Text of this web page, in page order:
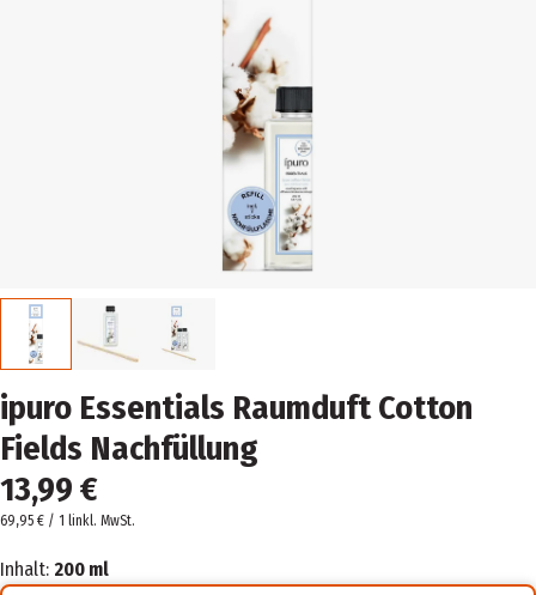
ipuro Essentials Raumduft Cotton
Fields Nachfüllung
13,99 €
69,95 € / 1 linkl. MwSt.
Inhalt: 200 ml